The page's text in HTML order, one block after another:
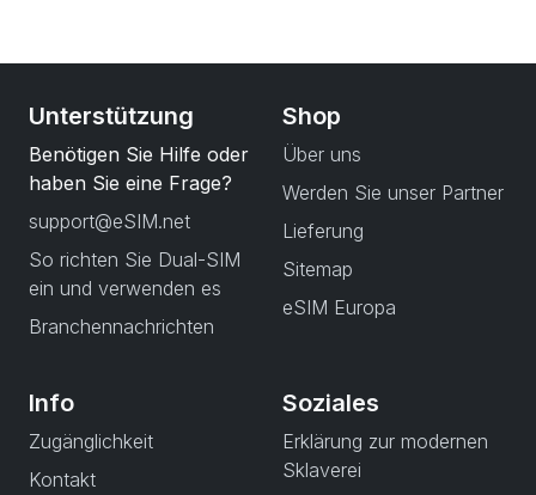
Unterstützung
Benötigen Sie Hilfe oder
haben Sie eine Frage?
support@eSIM.net
So richten Sie Dual-SIM
ein und verwenden es
Branchennachrichten
Shop
Über uns
Werden Sie unser Partner
Lieferung
Sitemap
eSIM Europa
Info
Zugänglichkeit
Kontakt
Soziales
Erklärung zur modernen
Sklaverei